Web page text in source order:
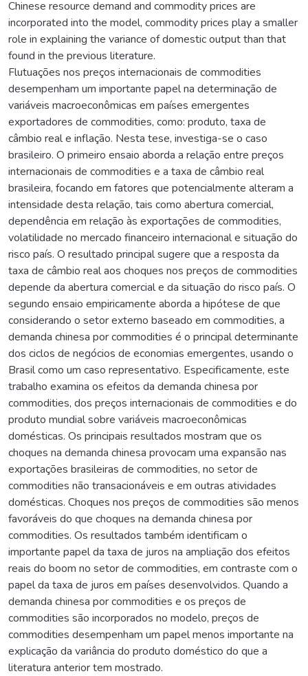
Chinese resource demand and commodity prices are
incorporated into the model, commodity prices play a smaller
role in explaining the variance of domestic output than that
found in the previous literature.
Flutuações nos preços internacionais de commodities
desempenham um importante papel na determinação de
variáveis macroeconômicas em países emergentes
exportadores de commodities, como: produto, taxa de
câmbio real e inflação. Nesta tese, investiga-se o caso
brasileiro. O primeiro ensaio aborda a relação entre preços
internacionais de commodities e a taxa de câmbio real
brasileira, focando em fatores que potencialmente alteram a
intensidade desta relação, tais como abertura comercial,
dependência em relação às exportações de commodities,
volatilidade no mercado financeiro internacional e situação do
risco país. O resultado principal sugere que a resposta da
taxa de câmbio real aos choques nos preços de commodities
depende da abertura comercial e da situação do risco país. O
segundo ensaio empiricamente aborda a hipótese de que
considerando o setor externo baseado em commodities, a
demanda chinesa por commodities é o principal determinante
dos ciclos de negócios de economias emergentes, usando o
Brasil como um caso representativo. Especificamente, este
trabalho examina os efeitos da demanda chinesa por
commodities, dos preços internacionais de commodities e do
produto mundial sobre variáveis macroeconômicas
domésticas. Os principais resultados mostram que os
choques na demanda chinesa provocam uma expansão nas
exportações brasileiras de commodities, no setor de
commodities não transacionáveis e em outras atividades
domésticas. Choques nos preços de commodities são menos
favoráveis do que choques na demanda chinesa por
commodities. Os resultados também identificam o
importante papel da taxa de juros na ampliação dos efeitos
reais do boom no setor de commodities, em contraste com o
papel da taxa de juros em países desenvolvidos. Quando a
demanda chinesa por commodities e os preços de
commodities são incorporados no modelo, preços de
commodities desempenham um papel menos importante na
explicação da variância do produto doméstico do que a
literatura anterior tem mostrado.